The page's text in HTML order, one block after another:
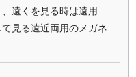
遠くを見る時は遠用
見る遠近両用のメガネ